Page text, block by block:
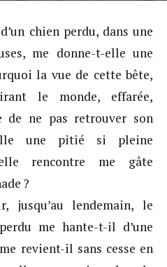
chien perdu, dans une
me donne-t-elle une
la vue de cette bête,
le monde, effarée,
de ne pas retrouver son
une pitié si pleine
rencontre me gâte
?
jusqu’au lendemain, le
me hante-t-il d’une
revient-il sans cesse en